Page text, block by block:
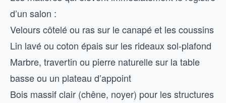
d’un salon :
Velours côtelé ou ras sur le canapé et les coussins
Lin lavé ou coton épais sur les rideaux sol-plafond
Marbre, travertin ou pierre naturelle sur la table
basse ou un plateau d’appoint
Bois massif clair (chêne, noyer) pour les structures